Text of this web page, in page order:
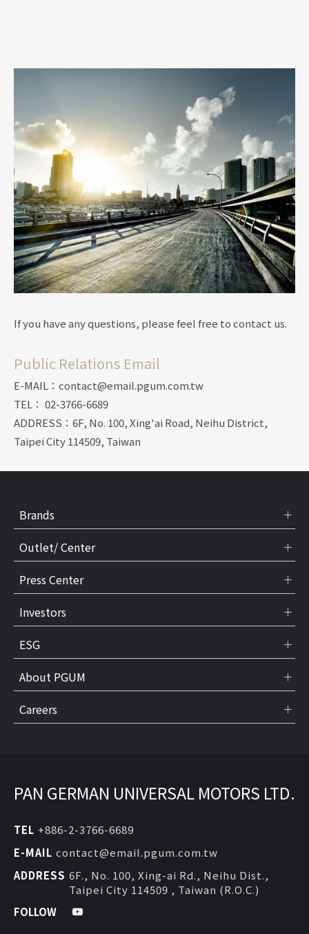
If you have any questions, please feel free to contact us.
Public Relations Email
E-MAIL：contact@email.pgum.com.tw
TEL： 02-3766-6689
ADDRESS：6F, No. 100, Xing'ai Road, Neihu District,
Taipei City 114509, Taiwan
PAN GERMAN UNIVERSAL MOTORS LTD.
TEL +886-2-3766-6689
E-MAIL contact@email.pgum.com.tw
ADDRESS 6F., No. 100, Xing-ai Rd., Neihu Dist.,
Taipei City 114509 , Taiwan (R.O.C.)
FOLLOW
Brands
Outlet/ Center
Press Center
Investors
ESG
About PGUM
Careers